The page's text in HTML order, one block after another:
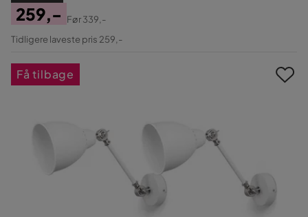
Pris
259,-
Original
Før339,-
Tidligere laveste pris 259,-
Få tilbage